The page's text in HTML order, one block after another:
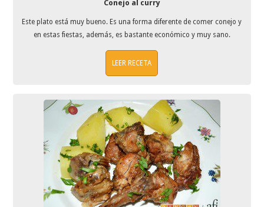
Conejo al curry
Este plato está muy bueno. Es una forma diferente de comer conejo y
en estas fiestas, además, es bastante económico y muy sano.
LEER RECETA